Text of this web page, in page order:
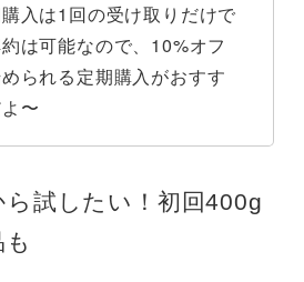
入は1回の受け取りだけで
は可能なので、10%オフ
られる定期購入がおすす
〜
ら試したい！初回400g